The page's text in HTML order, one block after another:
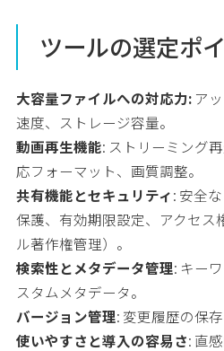
ツールの選定ポ
大容量ファイルへの対応力:ア
速度、ストレージ容量。
動画再生機能: ストリーミング
応フォーマット、画質調整。
共有機能とセキュリティ: 安全
保護、有効期限設定、アクセス
ル著作権管理）。
検索性とメタデータ管理: キー
スタムメタデータ。
バージョン管理: 変更履歴の保存
使いやすさと導入の容易さ: 直